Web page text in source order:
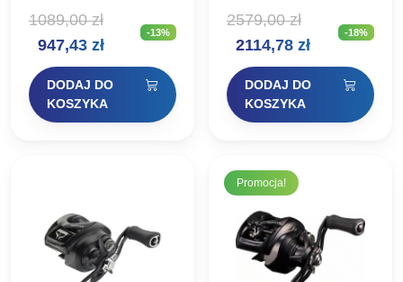
do dużych przynęt z
systemem hamowania SV
Boost! Model kołowrotka
1089,00zł
Pierwotna
cena
wynosiła:
1089,00 zł.
947,43 złAktualna
cena
wynosi:
947,43 zł.
-13%
DODAJ DO
KOSZYKA
finezyjnego łowienia oraz
ultralekkich przynęt o
2579,00zł
Pierwotna
cena
wynosiła:
2579,00 zł.
2114,78 złAktualna
cena
wynosi:
2114,78 zł.
-18%
DODAJ DO
KOSZYKA
Promocja!